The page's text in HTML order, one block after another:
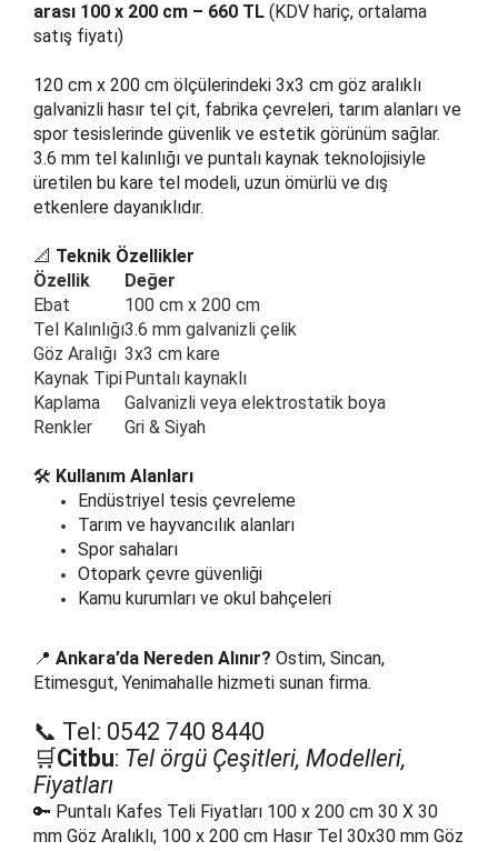
arası 100 x 200 cm – 660 TL (KDV hariç, ortalama
satış fiyatı)
120 cm x 200 cm ölçülerindeki 3x3 cm göz aralıklı
galvanizli hasır tel çit, fabrika çevreleri, tarım alanları ve
spor tesislerinde güvenlik ve estetik görünüm sağlar.
3.6 mm tel kalınlığı ve puntalı kaynak teknolojisiyle
üretilen bu kare tel modeli, uzun ömürlü ve dış
etkenlere dayanıklıdır.
📐 Teknik Özellikler
Özellik
Değer
Ebat
100 cm x 200 cm
Tel Kalınlığı3.6 mm galvanizli çelik
Göz Aralığı 3x3 cm kare
Kaynak Tipi Puntalı kaynaklı
Kaplama
Galvanizli veya elektrostatik boya
Renkler
Gri & Siyah
🛠️ Kullanım Alanları
Endüstriyel tesis çevreleme
Tarım ve hayvancılık alanları
Spor sahaları
Otopark çevre güvenliği
Kamu kurumları ve okul bahçeleri
📍 Ankara’da Nereden Alınır? Ostim, Sincan,
Etimesgut, Yenimahalle hizmeti sunan firma.
📞 Tel: 0542 740 8440
🛒Citbu: Tel örgü Çeşitleri, Modelleri,
Fiyatları
🔑 Puntalı Kafes Teli Fiyatları 100 x 200 cm 30 X 30
mm Göz Aralıklı, 100 x 200 cm Hasır Tel 30x30 mm Göz